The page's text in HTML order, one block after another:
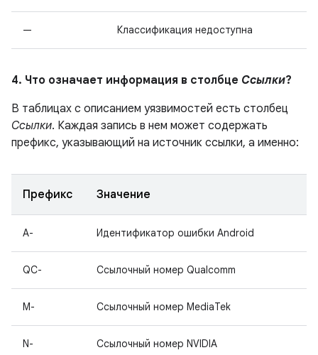
— Классификация недоступна
4. Что означает информация в столбце Ссылки?
В таблицах с описанием уязвимостей есть столбец
Ссылки. Каждая запись в нем может содержать
префикс, указывающий на источник ссылки, а именно:
Префикс Значение
A- Идентификатор ошибки Android
QC- Ссылочный номер Qualcomm
M- Ссылочный номер MediaTek
N- Ссылочный номер NVIDIA